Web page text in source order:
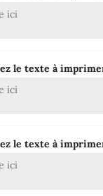
le texte à
le texte à